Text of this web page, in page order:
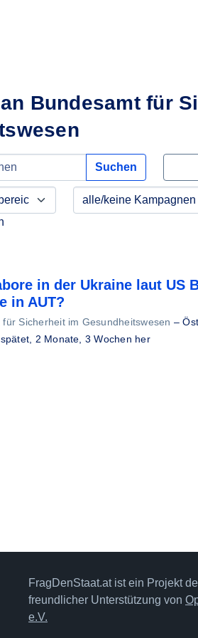
an Bundesamt für
Suchen
in der Ukraine laut US
in AUT?
für Sicherheit im Gesundheitswesen –
2 Monate, 3 Wochen her
FragDenStaat.at ist ein Projekt
freundlicher Unterstützung von
e.V.